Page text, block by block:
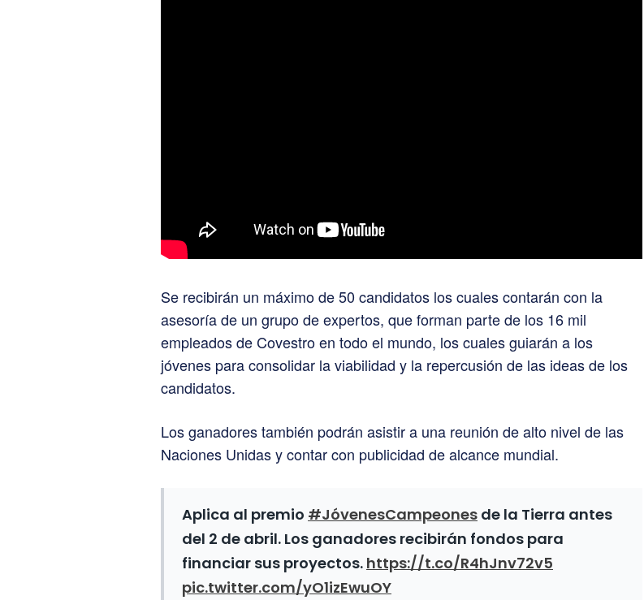
Se recibirán un máximo de 50 candidatos los cuales contarán con la
asesoría de un grupo de expertos, que forman parte de los 16 mil
empleados de Covestro en todo el mundo, los cuales guiarán a los
jóvenes para consolidar la viabilidad y la repercusión de las ideas de los
candidatos.
Los ganadores también podrán asistir a una reunión de alto nivel de las
Naciones Unidas y contar con publicidad de alcance mundial.
Aplica al premio #JóvenesCampeones de la Tierra antes
del 2 de abril. Los ganadores recibirán fondos para
financiar sus proyectos. https://t.co/R4hJnv72v5
pic.twitter.com/yO1izEwuOY